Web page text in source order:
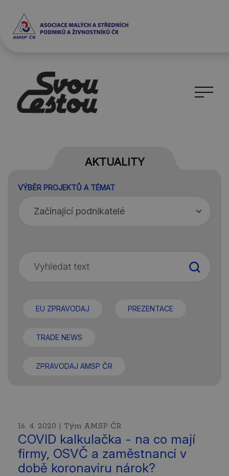
AKTUALITY
VÝBĚR PROJEKTŮ A TÉMAT
EU ZPRAVODAJ PREZENTACE
TRADE NEWS
ZPRAVODAJ AMSP ČR
16. 4. 2020 | Tým AMSP ČR
COVID kalkulačka - na co mají
firmy, OSVČ a zaměstnanci v
době koronaviru nárok?